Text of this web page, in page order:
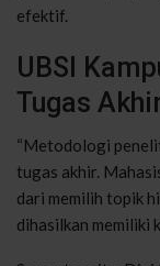
efektif.
UBSI
Tugas
“Metodologi
tugas akhir.
dari memilih topik
dihasilkan memiliki